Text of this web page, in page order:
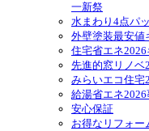
メ
ニ
ュ
ー
を
展
一新祭
水まわり4点パ
外壁塗装最安値
住宅省エネ
先進的窓リノベ
みらいエコ住宅
給湯省エネ2026
安心保証
お得なリフォー